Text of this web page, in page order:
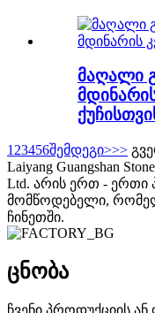
მაღალი
1 23456შემდეგი>>>
Laiyang Guangshan
Ltd. არის ერთ - ერთი
მომწოდებელი,
ჩინეთში.
ცნობა
ჩვენი პროდუქციის ან